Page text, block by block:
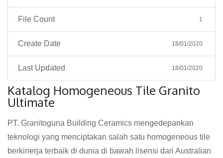
File Count 1
Create Date 18/01/2020
Last Updated 18/01/2020
Katalog Homogeneous Tile Granito
Ultimate
PT. Granitoguna Building Ceramics mengedepankan
teknologi yang menciptakan salah satu homogeneous tile
berkinerja terbaik di dunia di bawah lisensi dari Australian